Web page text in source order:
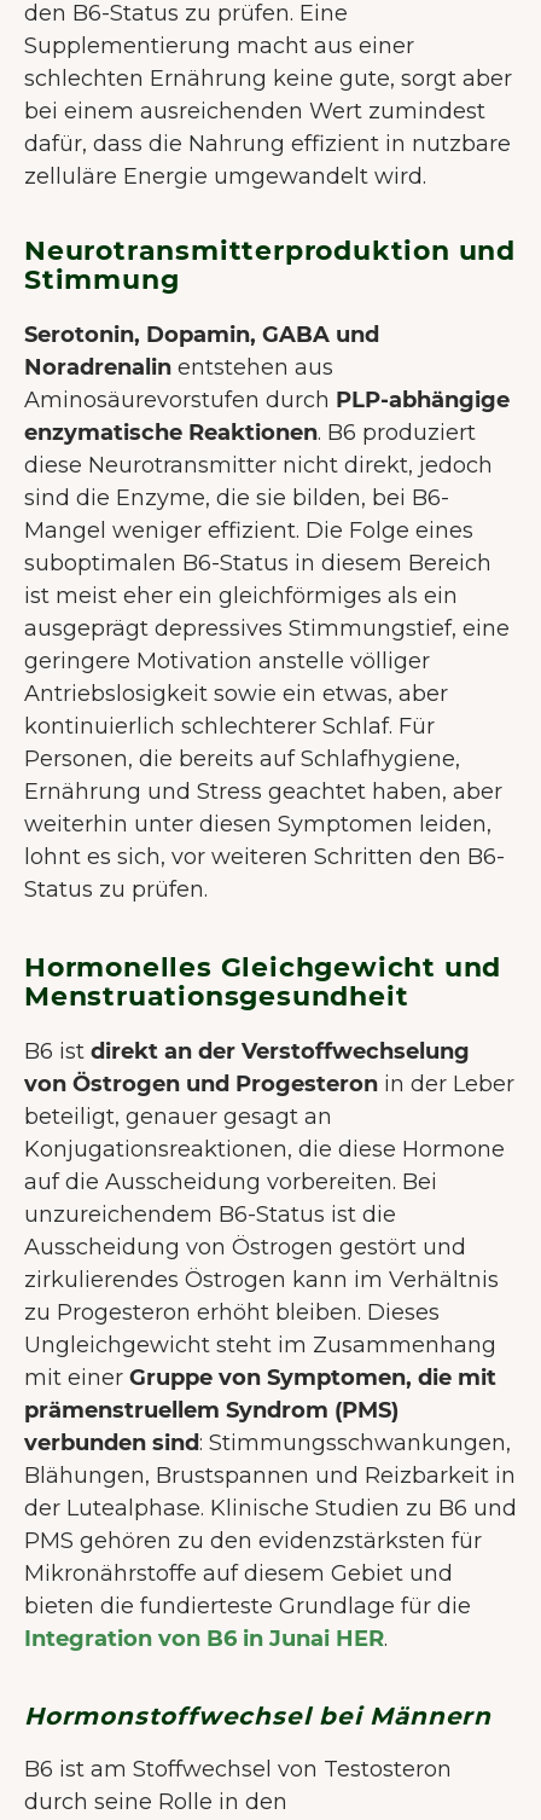
den B6-Status zu prüfen. Eine
Supplementierung macht aus einer
schlechten Ernährung keine gute, sorgt aber
bei einem ausreichenden Wert zumindest
dafür, dass die Nahrung effizient in nutzbare
zelluläre Energie umgewandelt wird.
Neurotransmitterproduktion und
Stimmung
Serotonin, Dopamin, GABA und
Noradrenalin entstehen aus
Aminosäurevorstufen durch PLP-abhängige
enzymatische Reaktionen. B6 produziert
diese Neurotransmitter nicht direkt, jedoch
sind die Enzyme, die sie bilden, bei B6-
Mangel weniger effizient. Die Folge eines
suboptimalen B6-Status in diesem Bereich
ist meist eher ein gleichförmiges als ein
ausgeprägt depressives Stimmungstief, eine
geringere Motivation anstelle völliger
Antriebslosigkeit sowie ein etwas, aber
kontinuierlich schlechterer Schlaf. Für
Personen, die bereits auf Schlafhygiene,
Ernährung und Stress geachtet haben, aber
weiterhin unter diesen Symptomen leiden,
lohnt es sich, vor weiteren Schritten den B6-
Status zu prüfen.
Hormonelles Gleichgewicht und
Menstruationsgesundheit
B6 ist direkt an der Verstoffwechselung
von Östrogen und Progesteron in der Leber
beteiligt, genauer gesagt an
Konjugationsreaktionen, die diese Hormone
auf die Ausscheidung vorbereiten. Bei
unzureichendem B6-Status ist die
Ausscheidung von Östrogen gestört und
zirkulierendes Östrogen kann im Verhältnis
zu Progesteron erhöht bleiben. Dieses
Ungleichgewicht steht im Zusammenhang
mit einer Gruppe von Symptomen, die mit
prämenstruellem Syndrom (PMS)
verbunden sind: Stimmungsschwankungen,
Blähungen, Brustspannen und Reizbarkeit in
der Lutealphase. Klinische Studien zu B6 und
PMS gehören zu den evidenzstärksten für
Mikronährstoffe auf diesem Gebiet und
bieten die fundierteste Grundlage für die
Integration von B6 in Junai HER.
Hormonstoffwechsel bei Männern
B6 ist am Stoffwechsel von Testosteron
durch seine Rolle in den